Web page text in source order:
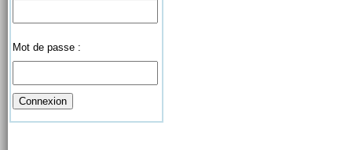
Mot de passe :